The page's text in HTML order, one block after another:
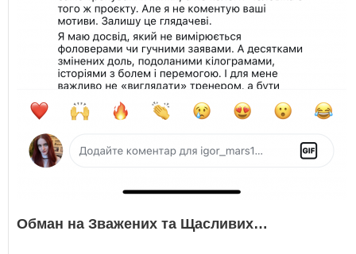
Обман на Зважених та Щасливих…